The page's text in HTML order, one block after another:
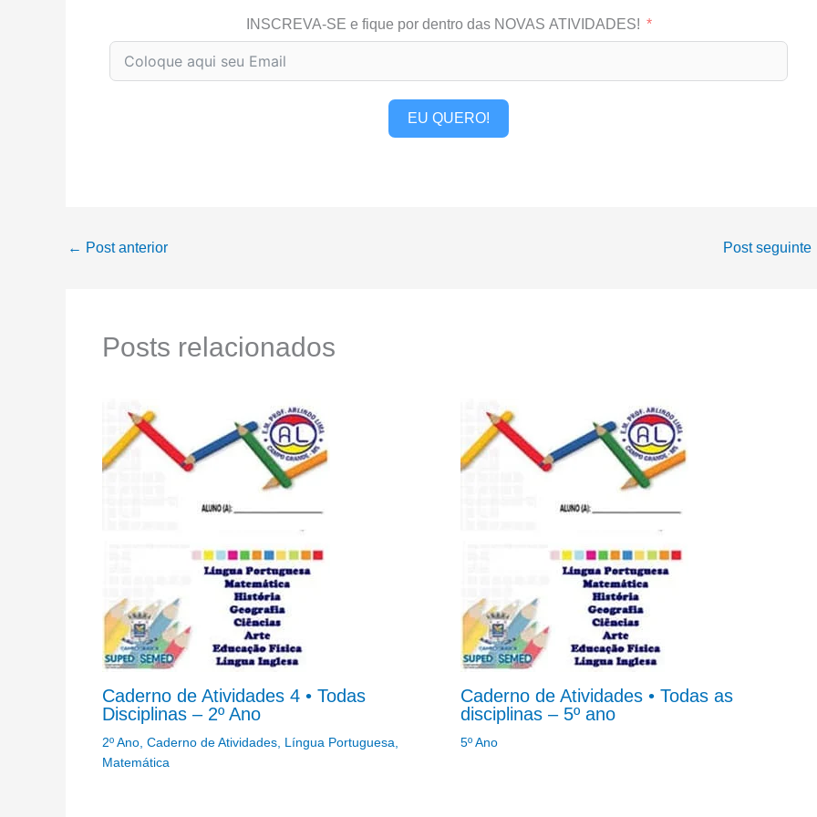
INSCREVA-SE e fique por dentro das NOVAS ATIVIDADES!
EU QUERO!
← Post anterior Post seguinte
Posts relacionados
Caderno de Atividades 4 • Todas
Disciplinas – 2º Ano
2º Ano Caderno de Atividades Língua Portuguesa
Matemática
Caderno de Atividades • Todas as
disciplinas – 5º ano
5º Ano